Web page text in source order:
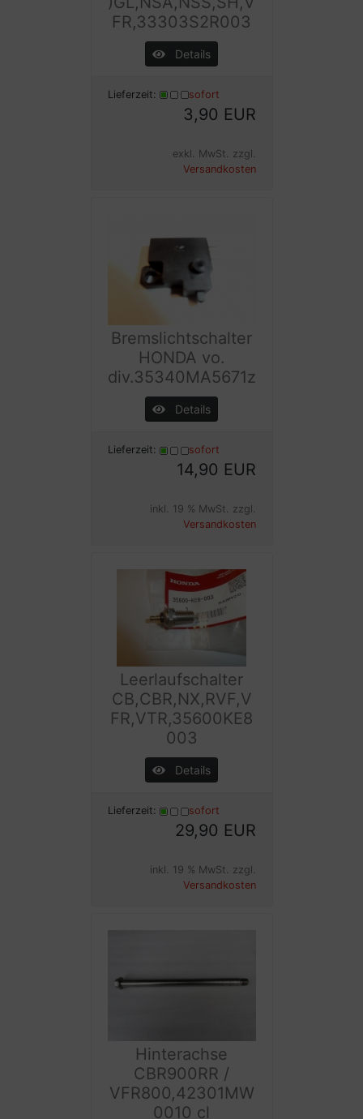
FR,33303S2R003
Details
Lieferzeit: sofort
3,90 EUR
exkl. MwSt. zzgl.
Versandkosten
Bremslichtschalter
HONDA vo.
div.35340MA5671z
Details
Lieferzeit: sofort
14,90 EUR
inkl. 19 % MwSt. zzgl.
Versandkosten
Leerlaufschalter
CB,CBR,NX,RVF,V
FR,VTR,35600KE8
003
Details
Lieferzeit: sofort
29,90 EUR
inkl. 19 % MwSt. zzgl.
Versandkosten
Hinterachse
CBR900RR /
VFR800,42301MW
0010 cl